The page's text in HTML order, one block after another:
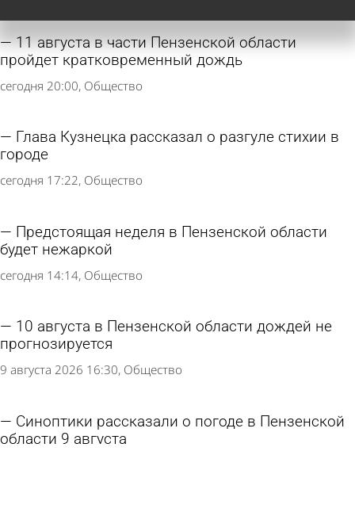
11 августа в части Пензенской области
пройдет кратковременный дождь
сегодня 20:00 Общество
Глава Кузнецка рассказал о разгуле стихии в
городе
сегодня 17:22 Общество
Предстоящая неделя в Пензенской области
будет нежаркой
сегодня 14:14 Общество
10 августа в Пензенской области дождей не
прогнозируется
9 августа 2026 16:30 Общество
Синоптики рассказали о погоде в Пензенской
области 9 августа